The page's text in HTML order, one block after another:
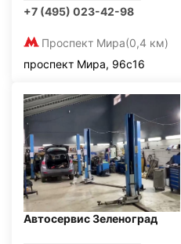
+7 (495) 023-42-98
Проспект Мира(0,4 км)
проспект Мира, 96с16
Автосервис Зеленоград